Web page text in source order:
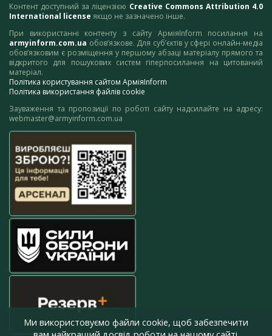
Контент доступний за ліцензією Creative Commons Attribution 4.0
International license якщо не зазначено інше.
При використанні контенту з сайту АрміяInform посилання на
armyinform.com.ua обов’язкове. Для суб’єктів у сфері онлайн-медіа
обов’язковим є розміщення у першому абзаці матеріалу прямого та
відкритого для пошукових систем гіперпосилання на цитований
матеріал.
Політика користування сайтом АрміяInform
Політика використання файлів cookie
Зауваження та пропозиції по роботі сайту надсилайте на адресу:
webmaster@armyinform.com.ua
Ми використовуємо файли cookie, щоб забезпечити